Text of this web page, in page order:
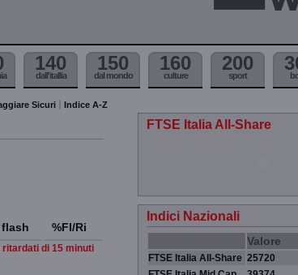
140
dall'itallia
150
dal mondo
160
culture
200
sport
Sicuri Indice A-Z
flash %Fl/Ri
ritardati di 15 minuti
FTSE Italia All-Share
Indici Nazionali
Valore
FTSE Italia All-Share 25720